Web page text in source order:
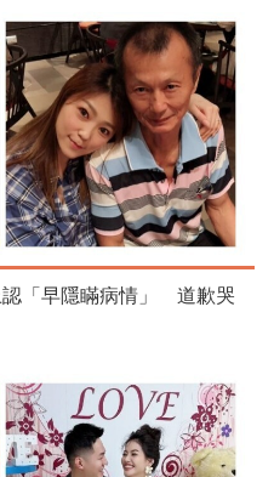
認「早隱瞞病情」 道歉哭